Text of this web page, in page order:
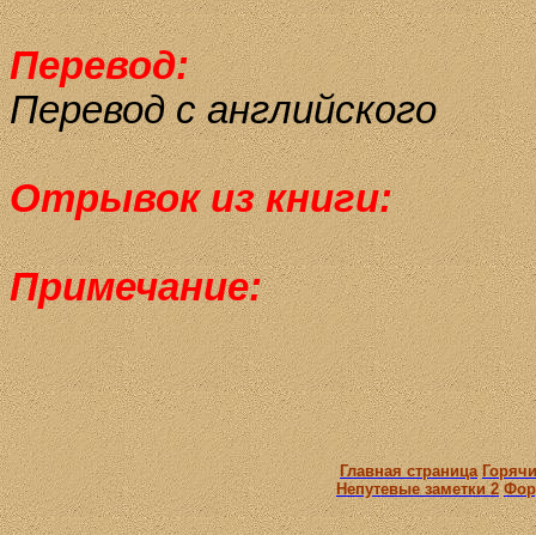
Перевод:
Перевод с английского
Отрывок из книги:
Примечание:
Главная страница
Непутевые заметки 2